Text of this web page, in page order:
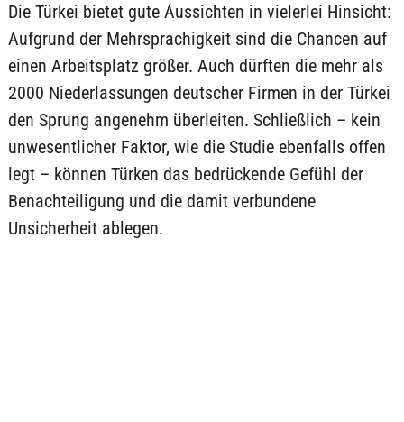
Die Türkei bietet gute Aussichten in vielerlei Hinsicht:
Aufgrund der Mehrsprachigkeit sind die Chancen auf
einen Arbeitsplatz größer. Auch dürften die mehr als
2000 Niederlassungen deutscher Firmen in der Türkei
den Sprung angenehm überleiten. Schließlich – kein
unwesentlicher Faktor, wie die Studie ebenfalls offen
legt – können Türken das bedrückende Gefühl der
Benachteiligung und die damit verbundene
Unsicherheit ablegen.